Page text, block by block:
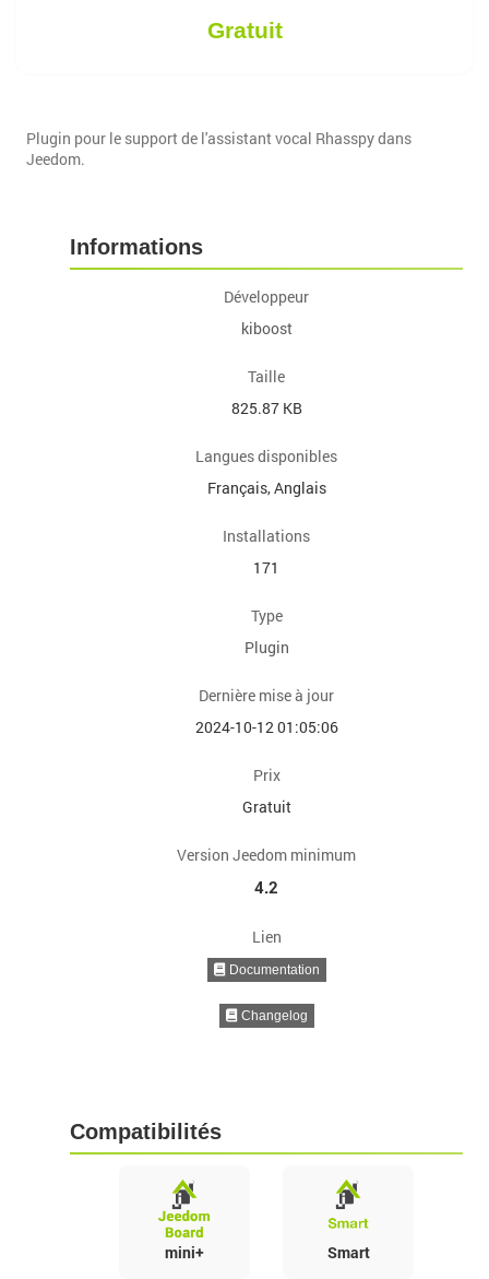
Gratuit
Plugin pour le support de l'assistant vocal Rhasspy dans
Jeedom.
Informations
Développeur
kiboost
Taille
825.87 KB
Langues disponibles
Français, Anglais
Installations
171
Type
Plugin
Dernière mise à jour
2024-10-12 01:05:06
Prix
Gratuit
Version Jeedom minimum
4.2
Lien
Documentation
Changelog
Compatibilités
mini+ Smart